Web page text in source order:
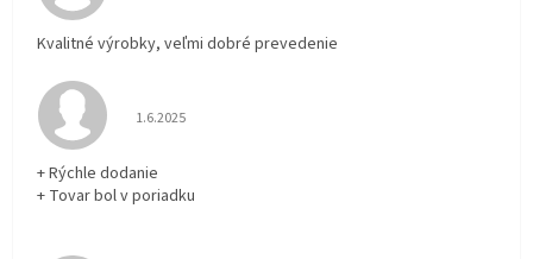
Kvalitné výrobky, veľmi dobré prevedenie
Hodnotenie obchodu je 5 z 5 hviezdičiek.
1.6.2025
+ Rýchle dodanie
+ Tovar bol v poriadku